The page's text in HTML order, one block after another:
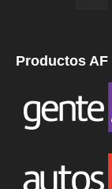
Productos AF